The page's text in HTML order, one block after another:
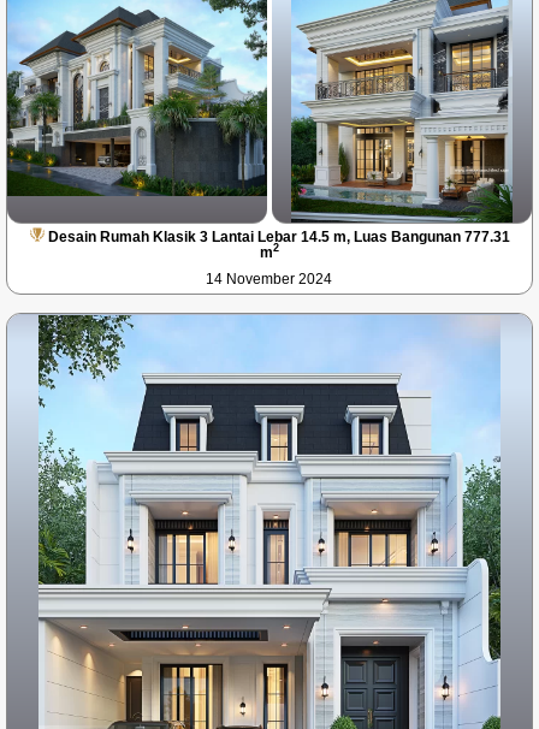
Desain Rumah Klasik 3 Lantai Lebar 14.5 m, Luas Bangunan 777.31
m2
14 November 2024